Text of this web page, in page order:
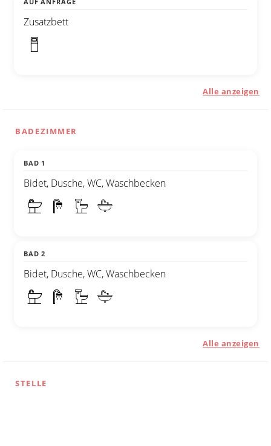
Zusatzbett
Alle anzeigen
BADEZIMMER
BAD 1
Bidet, Dusche, WC, Waschbecken
BAD 2
Bidet, Dusche, WC, Waschbecken
Alle anzeigen
STELLE